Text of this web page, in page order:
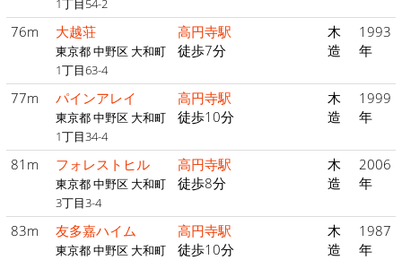
1丁目54-2
76m 大越荘
東京都 中野区 大和町
1丁目63-4
高円寺駅
徒歩7分
木
造
1993
年
77m パインアレイ
東京都 中野区 大和町
1丁目34-4
高円寺駅
徒歩10分
木
造
1999
年
81m フォレストヒル
東京都 中野区 大和町
3丁目3-4
高円寺駅
徒歩8分
木
造
2006
年
83m 友多嘉ハイム
東京都 中野区 大和町
高円寺駅
徒歩10分
木
造
1987
年